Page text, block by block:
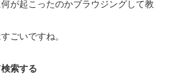
が起こったのかブラウジングして教
ごいですね。
索する